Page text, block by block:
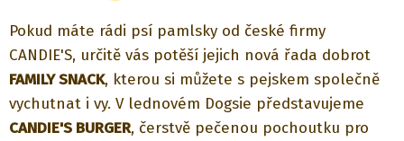
Pokud máte rádi psí pamlsky od české firmy
CANDIE'S, určitě vás potěší jejich nová řada dobrot
FAMILY SNACK, kterou si můžete s pejskem společně
vychutnat i vy. V lednovém Dogsie představujeme
CANDIE'S BURGER, čerstvě pečenou pochoutku pro